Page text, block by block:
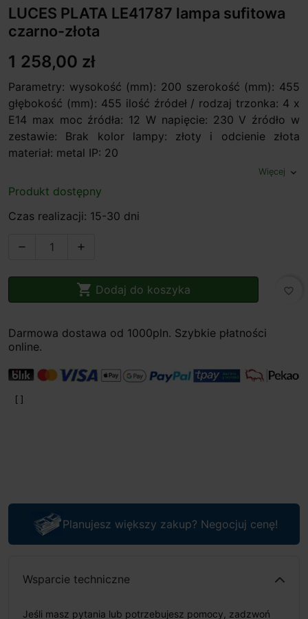
LUCES PLATA LE41787 lampa sufitowa
czarno-złota
1 258,00 zł
Parametry: wysokość (mm): 200 szerokość (mm): 455
głębokość (mm): 455 ilość źródeł / rodzaj trzonka: 4 x
E14 max moc źródła: 12 W napięcie: 230 V źródło w
zestawie: Brak kolor lampy: złoty i odcienie złota
materiał: metal IP: 20
Więcej expand_more
Produkt dostępny
Czas realizacji: 15-30 dni
 
 Dodaj do koszyka favorite_border
Darmowa dostawa od 1000pln. Szybkie płatności
online.
Planujesz większy zakup? Negocjuj cenę!
Wsparcie techniczne
Jeśli masz pytania lub potrzebujesz pomocy, zadzwoń